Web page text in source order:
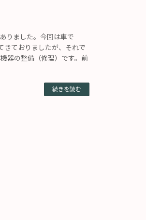
りました。今回は車で
きておりましたが、それで
器の整備（修理）です。前
続きを読む